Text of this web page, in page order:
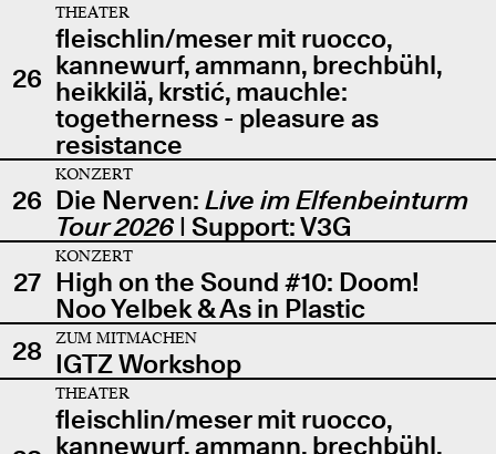
26
THEATER
fleischlin/meser mit ruocco,
kannewurf, ammann, brechbühl,
heikkilä, krstić, mauchle:
togetherness - pleasure as
resistance
26
KONZERT
Die Nerven: Live im Elfenbeinturm
Tour 2026| Support: V3G
27
KONZERT
High on the Sound #10: Doom!
Noo Yelbek & As in Plastic
28
ZUM MITMACHEN
IGTZ Workshop
THEATER
fleischlin/meser mit ruocco,
kannewurf, ammann, brechbühl,